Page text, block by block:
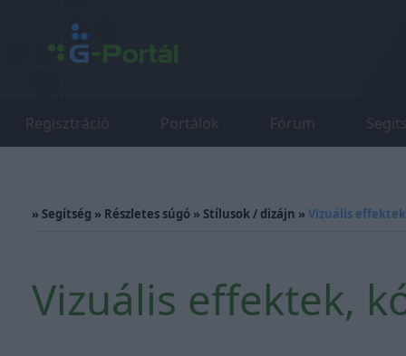
Regisztráció Portálok Fórum
» Segítség » Részletes súgó » Stílusok / dizájn » Vizuális
Vizuális effektek,